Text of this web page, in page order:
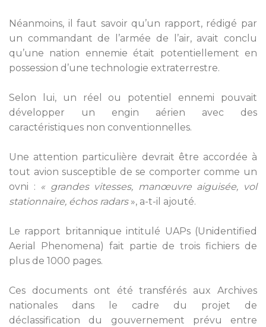
Néanmoins, il faut savoir qu’un rapport, rédigé par
un commandant de l’armée de l’air, avait conclu
qu’une nation ennemie était potentiellement en
possession d’une technologie extraterrestre.
Selon lui, un réel ou potentiel ennemi pouvait
développer un engin aérien avec des
caractéristiques non conventionnelles.
Une attention particulière devrait être accordée à
tout avion susceptible de se comporter comme un
ovni : « grandes vitesses, manœuvre aiguisée, vol
stationnaire, échos radars », a-t-il ajouté.
Le rapport britannique intitulé UAPs (Unidentified
Aerial Phenomena) fait partie de trois fichiers de
plus de 1000 pages.
Ces documents ont été transférés aux Archives
nationales dans le cadre du projet de
déclassification du gouvernement prévu entre